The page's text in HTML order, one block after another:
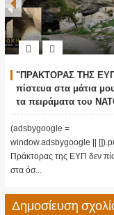
"ΠΡΑΚΤΟΡΑΣ ΤΗΣ
πίστευα στα μάτια
τα πειράματα του
στην σπηλιά του
Νταβέλη!!!"
(adsbygoogle =
window.adsbygoogle ||
Πράκτορας της ΕΥΠ δεν
στα όσ...
Δημοσίευση